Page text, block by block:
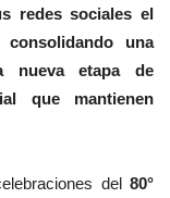
redes sociales el
una
nueva etapa de
que mantienen
del 80°